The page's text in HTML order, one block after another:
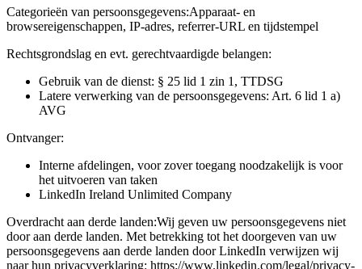
Categorieën van persoonsgegevens:Apparaat- en
browsereigenschappen, IP-adres, referrer-URL en tijdstempel
Rechtsgrondslag en evt. gerechtvaardigde belangen:
Gebruik van de dienst: § 25 lid 1 zin 1, TTDSG
Latere verwerking van de persoonsgegevens: Art. 6 lid 1 a)
AVG
Ontvanger:
Interne afdelingen, voor zover toegang noodzakelijk is voor
het uitvoeren van taken
LinkedIn Ireland Unlimited Company
Overdracht aan derde landen:Wij geven uw persoonsgegevens niet
door aan derde landen. Met betrekking tot het doorgeven van uw
persoonsgegevens aan derde landen door LinkedIn verwijzen wij
naar hun privacyverklaring: https://www.linkedin.com/legal/privacy-